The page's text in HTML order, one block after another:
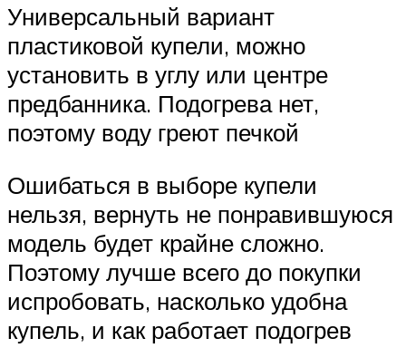
Универсальный вариант
пластиковой купели, можно
установить в углу или центре
предбанника. Подогрева нет,
поэтому воду греют печкой
Ошибаться в выборе купели
нельзя, вернуть не понравившуюся
модель будет крайне сложно.
Поэтому лучше всего до покупки
испробовать, насколько удобна
купель, и как работает подогрев